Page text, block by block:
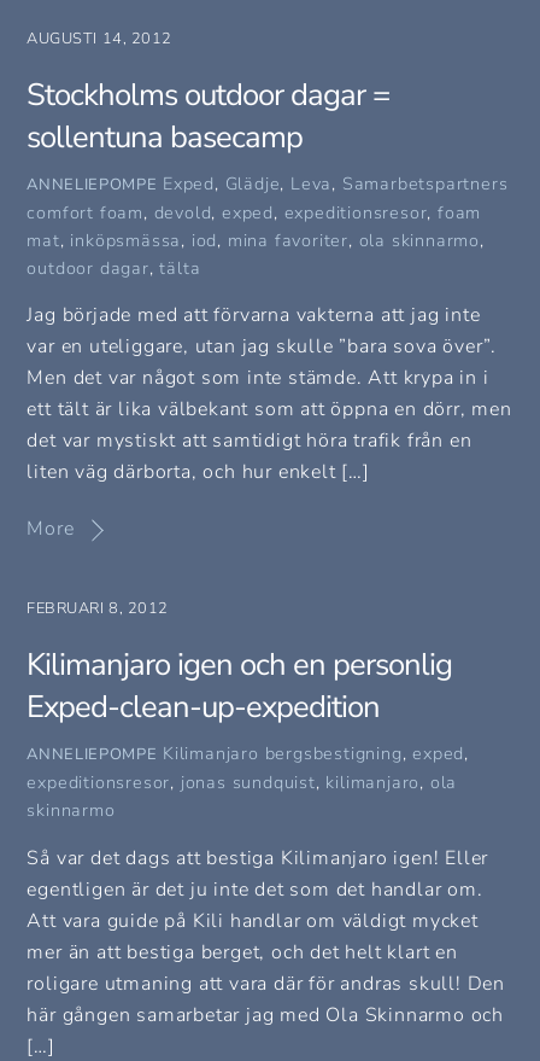
AUGUSTI 14, 2012
Stockholms outdoor dagar =
sollentuna basecamp
ANNELIEPOMPE Exped, Glädje, Leva, Samarbetspartners
comfort foam, devold,exped, expeditionsresor,foam
mat, inköpsmässa, iod, mina favoriter, ola skinnarmo,
outdoor dagar,tälta
Jag började med att förvarna vakterna att jag inte
var en uteliggare, utan jag skulle ”bara sova över”.
Men det var något som inte stämde. Att krypa in i
ett tält är lika välbekant som att öppna en dörr, men
det var mystiskt att samtidigt höra trafik från en
liten väg därborta, och hur enkelt […]
More
FEBRUARI 8, 2012
Kilimanjaro igen och en personlig
Exped-clean-up-expedition
ANNELIEPOMPE Kilimanjaro bergsbestigning,exped,
expeditionsresor, jonas sundquist, kilimanjaro, ola
skinnarmo
Så var det dags att bestiga Kilimanjaro igen! Eller
egentligen är det ju inte det som det handlar om.
Att vara guide på Kili handlar om väldigt mycket
mer än att bestiga berget, och det helt klart en
roligare utmaning att vara där för andras skull! Den
här gången samarbetar jag med Ola Skinnarmo och
[…]